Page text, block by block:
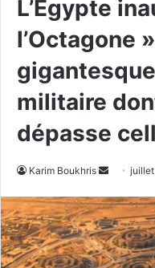
L’Égypte
l’Octagone
militaire
dépasse
Karim Boukhris
Envoyer
courriel